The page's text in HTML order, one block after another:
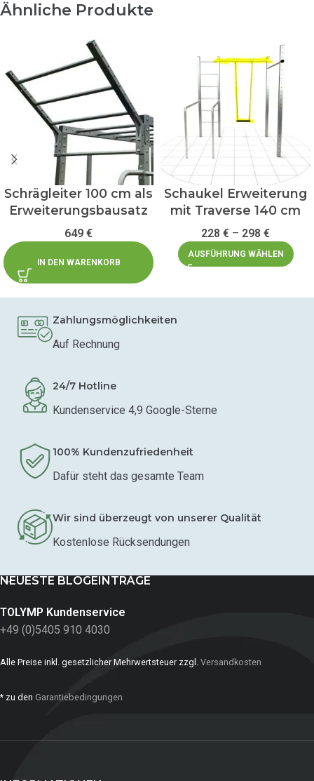
Ähnliche Produkte
Schrägleiter 100 cm als
Erweiterungsbausatz
649 €
IN DEN WARENKORB
Schaukel Erweiterung
mit Traverse 140 cm
228 € – 298 €
AUSFÜHRUNG WÄHLEN
Zahlungsmöglichkeiten
Auf Rechnung
24/7 Hotline
Kundenservice 4,9 Google-Sterne
100% Kundenzufriedenheit
Dafür steht das gesamte Team
Wir sind überzeugt von unserer Qualität
Kostenlose Rücksendungen
NEUESTE BLOGEINTRÄGE
TOLYMP Kundenservice
+49 (0)5405 910 4030
Alle Preise inkl. gesetzlicher Mehrwertsteuer zzgl. Versandkosten
* zu den Garantiebedingungen